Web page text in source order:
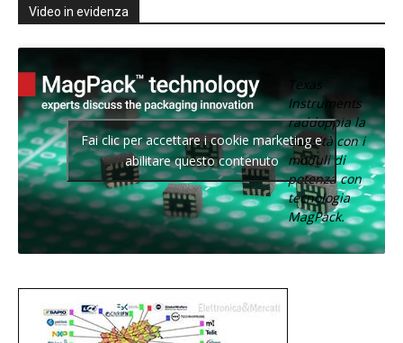
Video in evidenza
Texas
Instruments
raddoppia la
densità con i
moduli di
potenza con
tecnologia
MagPack.
Fai clic per accettare i cookie marketing e
abilitare questo contenuto